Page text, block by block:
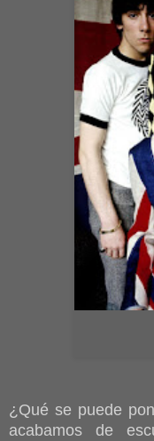
¿Qué se puede
acabamos de